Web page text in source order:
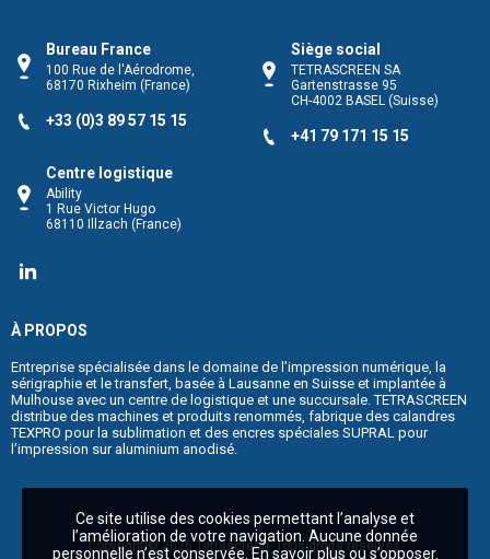
Bureau France
100 Rue de l'Aérodrome,
68170 Rixheim (France)
+33 (0)3 89 57 15 15
Siège social
TETRASCREEN SA
Gartenstrasse 95
CH-4002 BASEL (Suisse)
+41 79 171 15 15
Centre logistique
Ability
1 Rue Victor Hugo
68110
Illzach (France)
À PROPOS
Entreprise spécialisée dans le domaine de l’impression numérique, la
sérigraphie et le transfert, basée à Lausanne en Suisse et implantée à
Mulhouse avec un centre de logistique et une succursale. TETRASCREEN
distribue des machines et produits renommés, fabrique des calandres
TEXPRO pour la sublimation et des encres spéciales SUPRAL pour
l’impression sur aluminium anodisé.
Copyright © 2026Tetrascreen. Tous droits réservés.
Ce site utilise des cookies permettant l’analyse et
l’amélioration de votre navigation. Aucune donnée
personnelle n’est conservée.En savoir plus ou s’opposer.